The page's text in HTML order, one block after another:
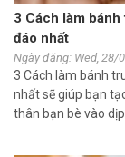
3 Cách làm
đáo nhất
Ngày đăng: Wed, 28/
3 Cách làm bánh
nhất sẽ giúp bạn
thân bạn bè vào dịp...